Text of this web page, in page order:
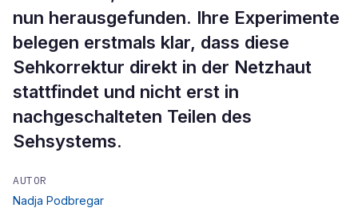
nun herausgefunden. Ihre Experimente
belegen erstmals klar, dass diese
Sehkorrektur direkt in der Netzhaut
stattfindet und nicht erst in
nachgeschalteten Teilen des
Sehsystems.
AUTOR
Nadja Podbregar